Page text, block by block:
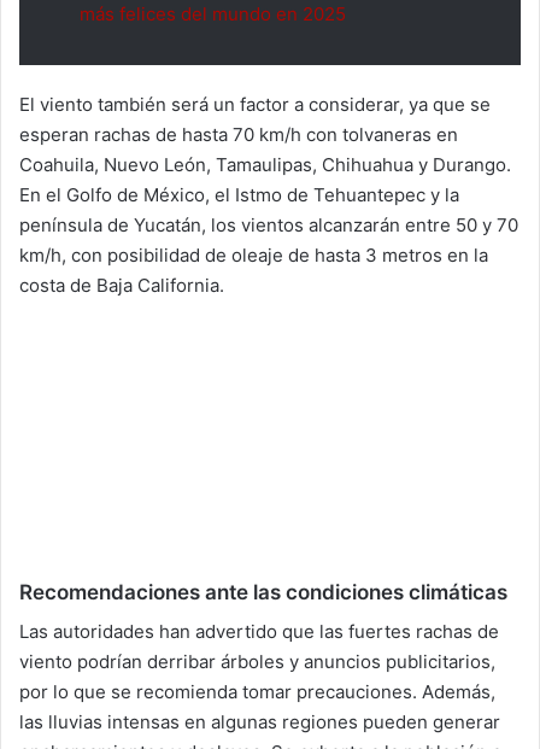
más felices del mundo en 2025
El viento también será un factor a considerar, ya que se
esperan rachas de hasta 70 km/h con tolvaneras en
Coahuila, Nuevo León, Tamaulipas, Chihuahua y Durango.
En el Golfo de México, el Istmo de Tehuantepec y la
península de Yucatán, los vientos alcanzarán entre 50 y 70
km/h, con posibilidad de oleaje de hasta 3 metros en la
costa de Baja California.
Recomendaciones ante las condiciones climáticas
Las autoridades han advertido que las fuertes rachas de
viento podrían derribar árboles y anuncios publicitarios,
por lo que se recomienda tomar precauciones. Además,
las lluvias intensas en algunas regiones pueden generar